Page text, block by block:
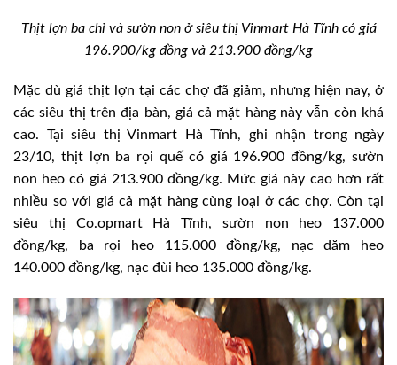
Thịt lợn ba chỉ và sườn non ở siêu thị Vinmart Hà Tĩnh có giá
196.900/kg đồng và 213.900 đồng/kg
Mặc dù giá thịt lợn tại các chợ đã giảm, nhưng hiện nay, ở
các siêu thị trên địa bàn, giá cả mặt hàng này vẫn còn khá
cao. Tại siêu thị Vinmart Hà Tĩnh, ghi nhận trong ngày
23/10, thịt lợn ba rọi quế có giá 196.900 đồng/kg, sườn
non heo có giá 213.900 đồng/kg. Mức giá này cao hơn rất
nhiều so với giá cả mặt hàng cùng loại ở các chợ. Còn tại
siêu thị Co.opmart Hà Tĩnh, sườn non heo 137.000
đồng/kg, ba rọi heo 115.000 đồng/kg, nạc dăm heo
140.000 đồng/kg, nạc đùi heo 135.000 đồng/kg.